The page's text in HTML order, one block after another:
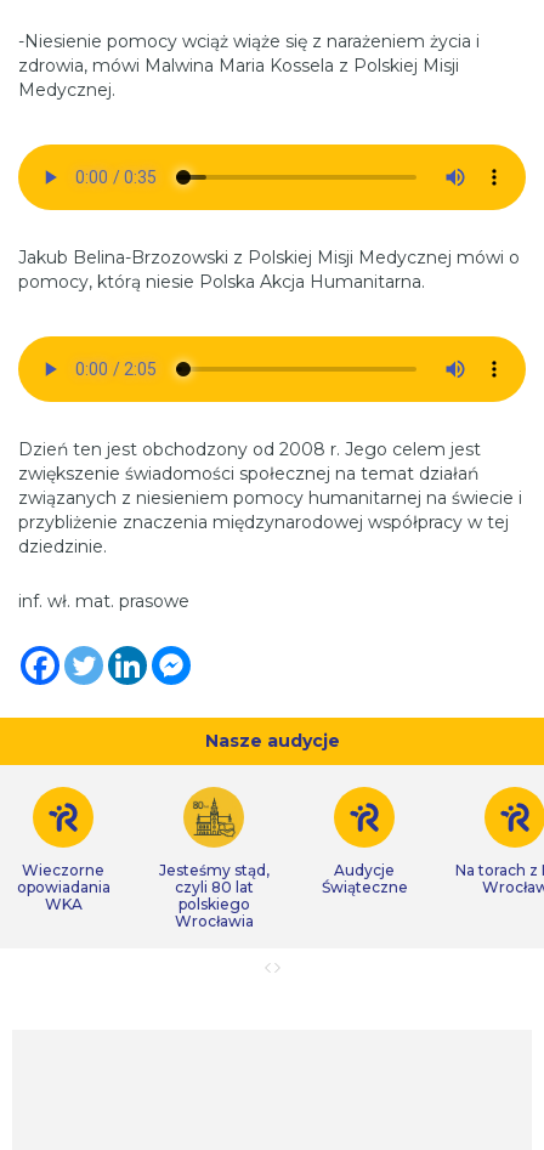
-Niesienie pomocy wciąż wiąże się z narażeniem życia i
zdrowia, mówi Malwina Maria Kossela z Polskiej Misji
Medycznej.
Jakub Belina-Brzozowski z Polskiej Misji Medycznej mówi o
pomocy, którą niesie Polska Akcja Humanitarna.
Dzień ten jest obchodzony od 2008 r. Jego celem jest
zwiększenie świadomości społecznej na temat działań
związanych z niesieniem pomocy humanitarnej na świecie i
przybliżenie znaczenia międzynarodowej współpracy w tej
dziedzinie.
inf. wł. mat. prasowe
Nasze audycje
Wieczorne
opowiadania
WKA
Jesteśmy stąd,
czyli 80 lat
polskiego
Wrocławia
Audycje
Świąteczne
Na torach z